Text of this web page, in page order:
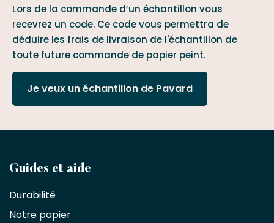
Lors de la commande d’un échantillon vous
recevrez un code. Ce code vous permettra de
déduire les frais de livraison de l'échantillon de
toute future commande de papier peint.
Je veux un échantillon de Pavard
Devenez
partenaire
commercial
Guides et aide
Durabilité
Notre papier